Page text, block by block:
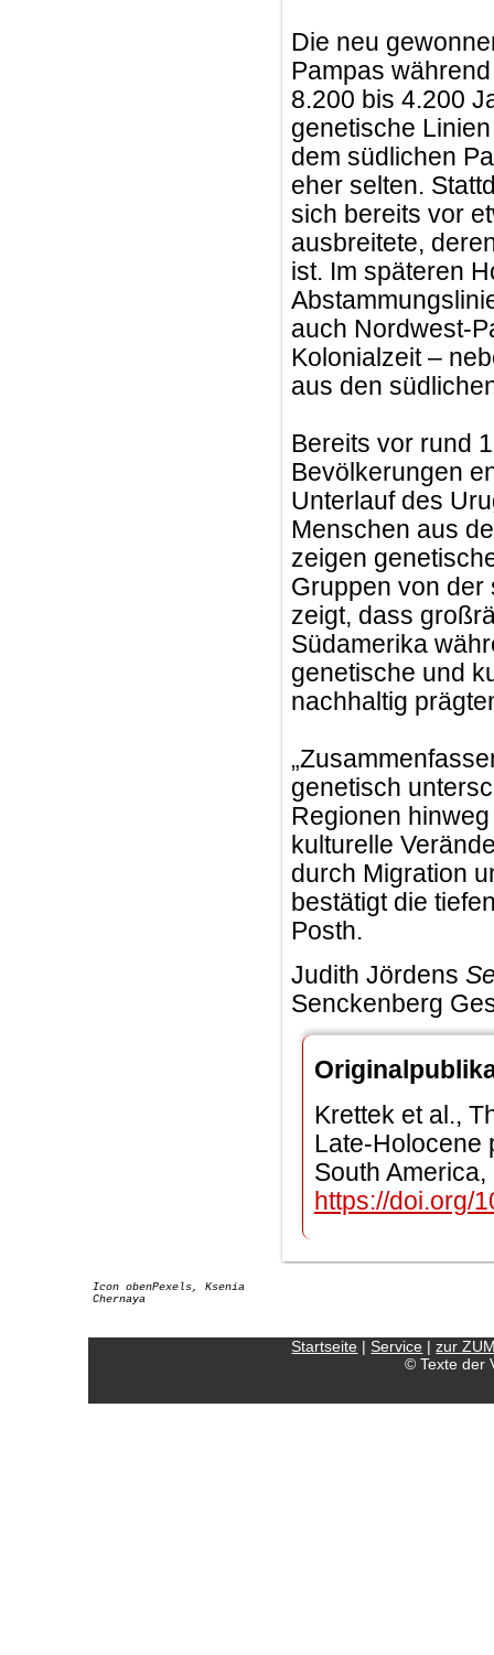
Die neu
Pampas
8.200 bis 4.200
genetische
dem südlichen
eher selten.
sich bereits vor
ausbreitete,
ist. Im späteren
auch Nordwest-
Kolonialzeit –
aus den
Bereits vor rund
Bevölkerungen
Unterlauf des
Menschen aus
zeigen
Gruppen von der
zeigt, dass
Südamerika
genetische und
nachhaltig
genetisch
Regionen
kulturelle
durch Migration
bestätigt die
Posth.
Judith Jördens
Senckenberg
Krettek et al.,
Late-Holocene
South
https://doi.org/
Icon obenPexels, Ksenia
Chernaya
Startseite |Service |zur
© Texte der